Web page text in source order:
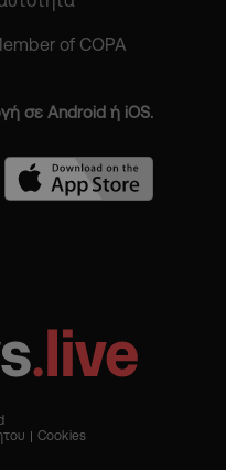
of COPA
σε Android ή iOS.
Cookies